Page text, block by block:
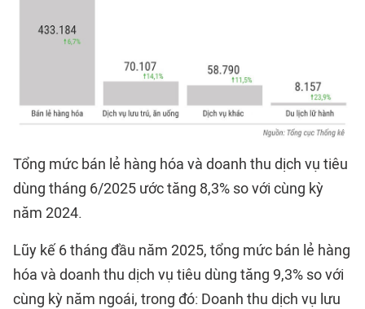
Tổng mức bán lẻ hàng hóa và doanh thu dịch vụ tiêu
dùng tháng 6/2025 ước tăng 8,3% so với cùng kỳ
năm 2024.
Lũy kế 6 tháng đầu năm 2025, tổng mức bán lẻ hàng
hóa và doanh thu dịch vụ tiêu dùng tăng 9,3% so với
cùng kỳ năm ngoái, trong đó: Doanh thu dịch vụ lưu